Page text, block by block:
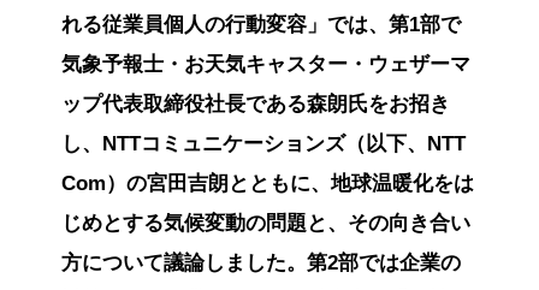
れる従業員個人の行動変容」では、第1部で
気象予報士・お天気キャスター・ウェザーマ
ップ代表取締役社長である森朗氏をお招き
し、NTTコミュニケーションズ（以下、NTT
Com）の宮田吉朗とともに、地球温暖化をは
じめとする気候変動の問題と、その向き合い
方について議論しました。第2部では企業の